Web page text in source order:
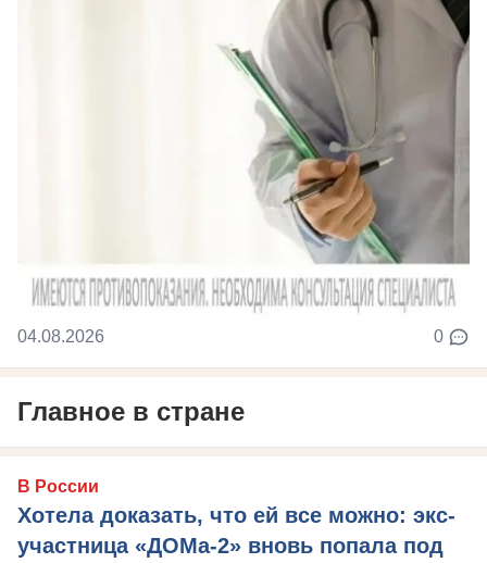
04.08.2026 0
Главное в стране
В России
Хотела доказать, что ей все можно: экс-
участница «ДОМа-2» вновь попала под